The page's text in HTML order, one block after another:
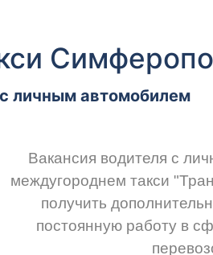
личным автомобилем
Вакансия водителя с
междугороднем такси
получить
постоянную работу в